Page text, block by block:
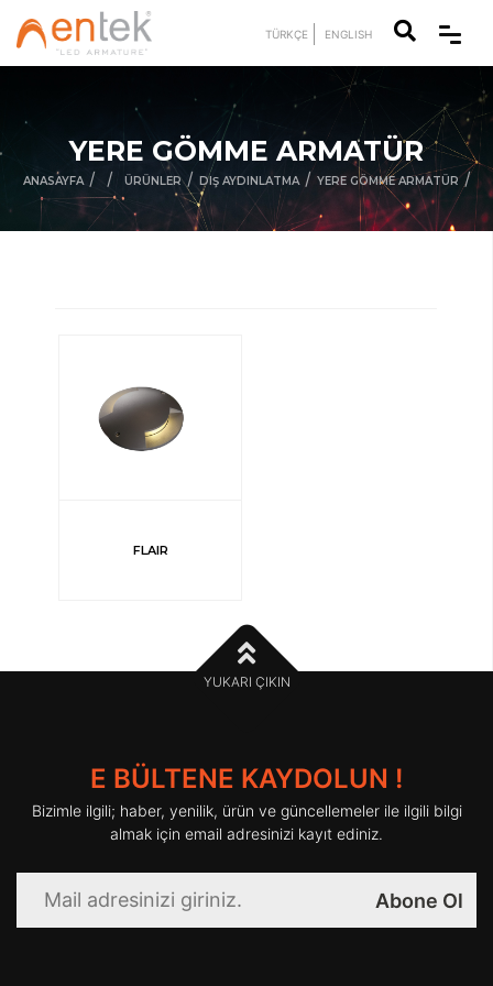
TÜRKÇE ENGLISH
YERE GÖMME ARMATÜR
ANASAYFA/ / ÜRÜNLER/ DIŞ AYDINLATMA/ YERE GÖMME ARMATÜR/
FLAIR
YUKARI ÇIKIN
E BÜLTENE KAYDOLUN !
Bizimle ilgili; haber, yenilik, ürün ve güncellemeler ile ilgili bilgi
almak için email adresinizi kayıt ediniz.
Abone Ol